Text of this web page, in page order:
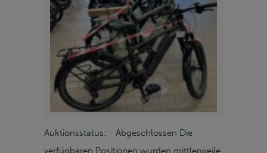
Auktionsstatus: Abgeschlossen Die
verfügbaren Positionen wurden mittlerweile